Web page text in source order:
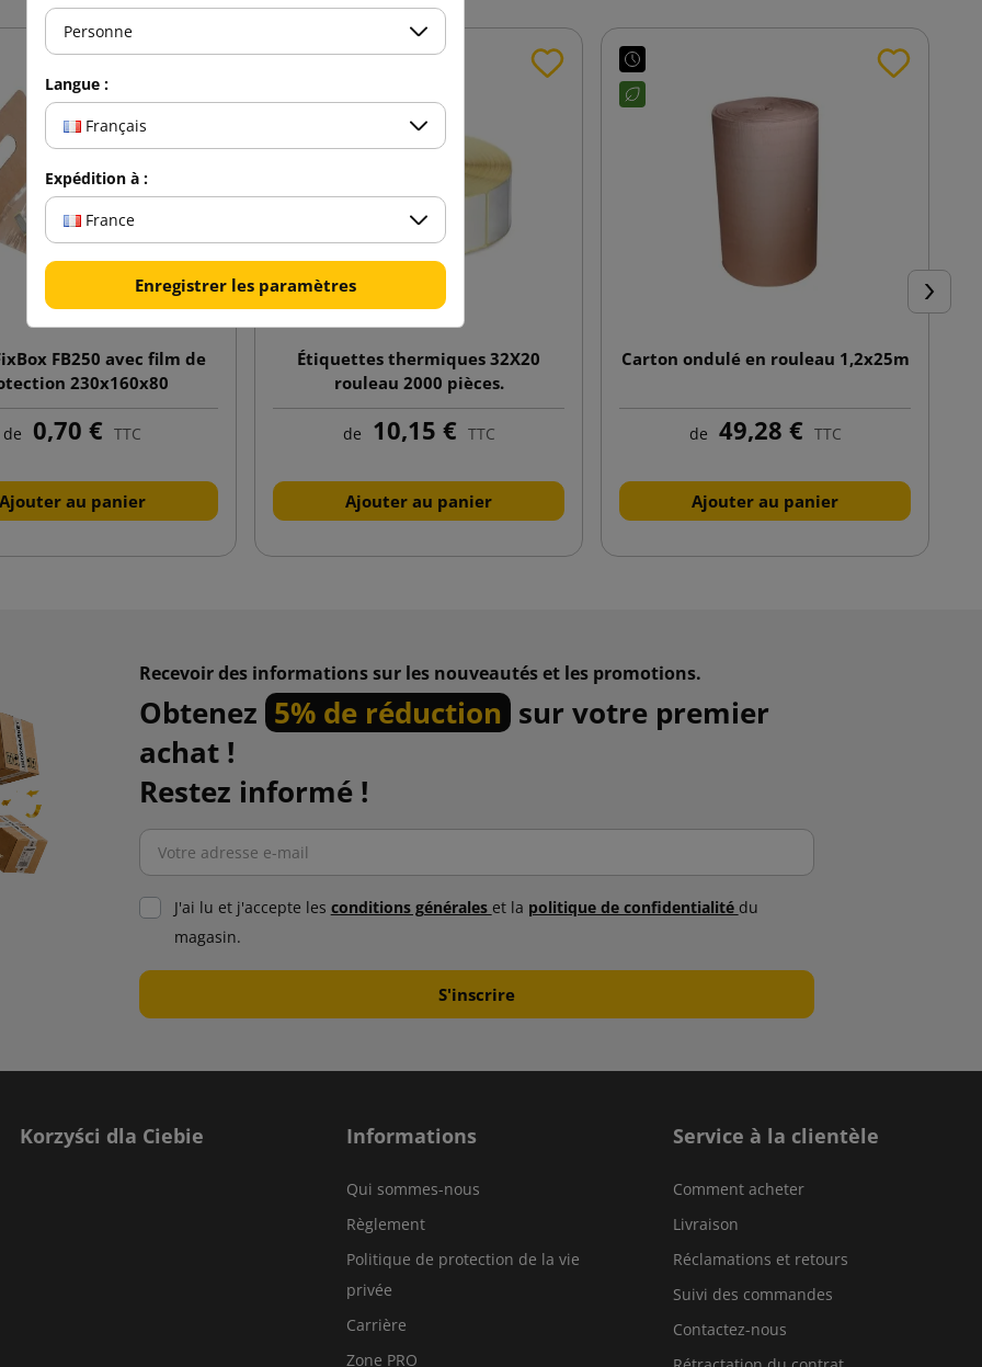
Suivant
FB250 avec film de
230x160x80
de 0,70 € TTC
Ajouter au panier
Étiquettes thermiques 32X20
rouleau 2000 pièces.
de 10,15 € TTC
Ajouter au panier
Carton ondulé en rouleau 1,2x25m
de 49,28 € TTC
Ajouter au panier
Recevoir des informations sur les nouveautés et les promotions.
Obtenez 5% de réduction sur votre premier
achat !
Restez informé !
J'ai lu et j'accepte les conditions générales et la politique de confidentialité du
magasin.
Korzyści dla Ciebie Informations
Qui sommes-nous
Règlement
Politique de protection de la vie
privée
Carrière
Zone PRO
Service à la clientèle
Comment acheter
Livraison
Réclamations et retours
Suivi des commandes
Contactez-nous
Personne
Langue :
Français
Expédition à :
France
Enregistrer les paramètres